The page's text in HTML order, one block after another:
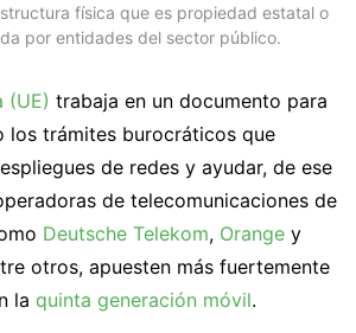
física que es propiedad estatal o
por entidades del sector público.
(UE) trabaja en un documento para
los trámites burocráticos que
de redes y ayudar, de ese
de telecomunicaciones de
Deutsche Telekom, Orange y
otros, apuesten más fuertemente
la quinta generación móvil.